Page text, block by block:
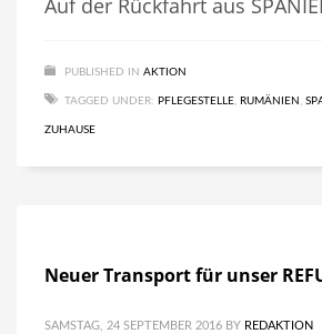
Auf der Rückfahrt aus
PUBLISHED IN AKTION
TAGGED UNDER: PFLEGESTELLE, RUMÄNIEN ,
ZUHAUSE
Neuer Transport für unser
SAMSTAG, 24 SEPTEMBER 2016 BY REDAKTION